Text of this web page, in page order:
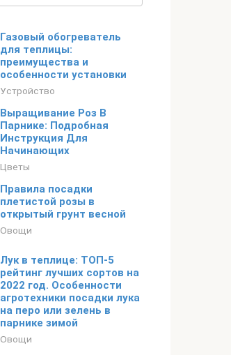
Газовый обогреватель
для теплицы:
преимущества и
особенности установки
Устройство
Выращивание Роз В
Парнике: Подробная
Инструкция Для
Начинающих
Цветы
Правила посадки
плетистой розы в
открытый грунт весной
Овощи
Лук в теплице: ТОП-5
рейтинг лучших сортов на
2022 год. Особенности
агротехники посадки лука
на перо или зелень в
парнике зимой
Овощи